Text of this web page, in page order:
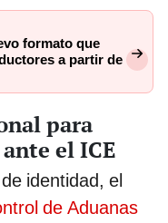
formato que
a partir de
para
el ICE
identidad, el
de Aduanas